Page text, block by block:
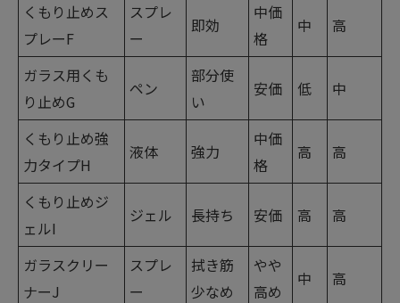
くもり止めス
プレーF
スプレ
ー
即効
中価
格
中 高
ガラス用くも
り止めG
ペン
部分使
い
安価 低 中
くもり止め強
力タイプH
液体 強力
中価
格
高 高
くもり止めジ
ェルI
ジェル 長持ち 安価 高 高
ガラスクリー
ナーJ
スプレ
ー
拭き筋
少なめ
やや
高め
中 高